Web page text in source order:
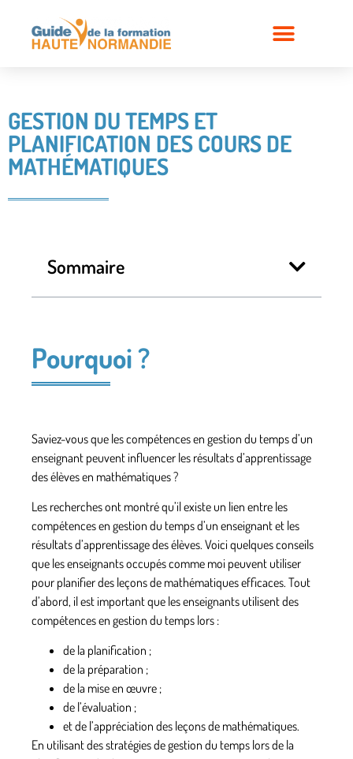
GESTION DU TEMPS ET
PLANIFICATION DES COURS DE
MATHÉMATIQUES
Sommaire
Pourquoi ?
Saviez-vous que les compétences en gestion du temps d’un
enseignant peuvent influencer les résultats d’apprentissage
des élèves en mathématiques ?
Les recherches ont montré qu’il existe un lien entre les
compétences en gestion du temps d’un enseignant et les
résultats d’apprentissage des élèves. Voici quelques conseils
que les enseignants occupés comme moi peuvent utiliser
pour planifier des leçons de mathématiques efficaces. Tout
d’abord, il est important que les enseignants utilisent des
compétences en gestion du temps lors :
de la planification ;
de la préparation ;
de la mise en œuvre ;
de l’évaluation ;
et de l’appréciation des leçons de mathématiques.
En utilisant des stratégies de gestion du temps lors de la